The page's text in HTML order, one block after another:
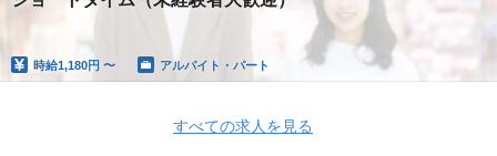
時給1,180円 〜 アルバイト・パート
すべての求人を見る